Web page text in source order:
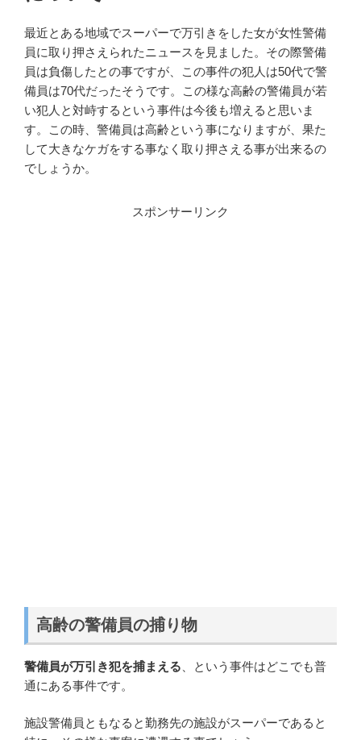
最近とある地域でスーパーで万引きをした女が女性警備
員に取り押さえられたニュースを見ました。その際警備
員は負傷したとの事ですが、この事件の犯人は50代で警
備員は70代だったそうです。この様な高齢の警備員が若
い犯人と対峙するという事件は今後も増えると思いま
す。この時、警備員は高齢という事になりますが、果た
して大きなケガをする事なく取り押さえる事が出来るの
でしょうか。
スポンサーリンク
高齢の警備員の捕り物
警備員が万引き犯を捕まえる 、という事件はどこでも普
通にある事件です。
施設警備員ともなると勤務先の施設がスーパーであると